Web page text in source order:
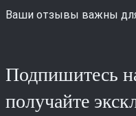
Ваши отзывы важны
Подпишитесь
получайте